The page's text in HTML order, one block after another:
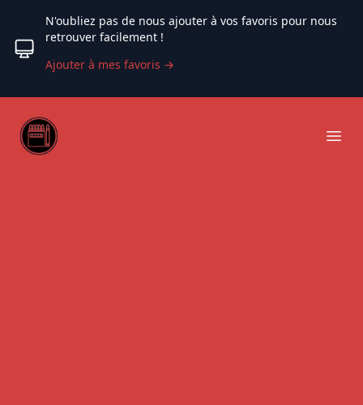
N'oubliez pas de nous ajouter à vos favoris pour nous
retrouver facilement !
Ajouter à mes favoris →
Web coloriage